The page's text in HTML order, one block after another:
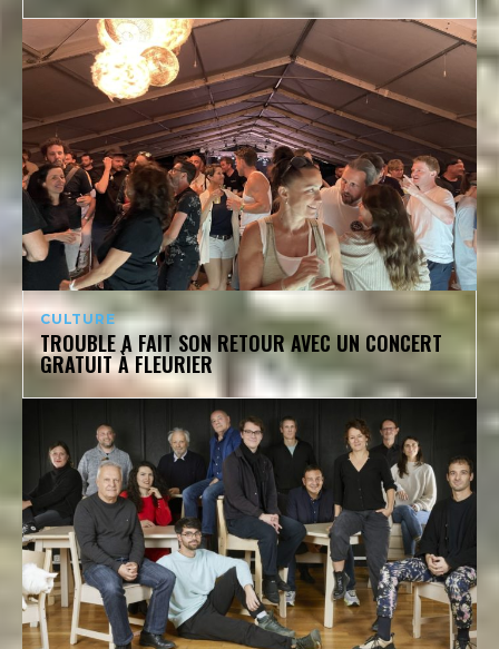
CULTURE
TROUBLE A FAIT SON RETOUR AVEC UN CONCERT
GRATUIT À FLEURIER